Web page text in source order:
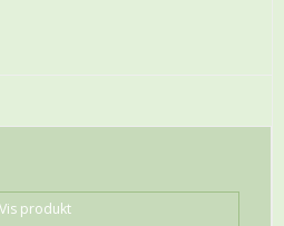
Vis produkt